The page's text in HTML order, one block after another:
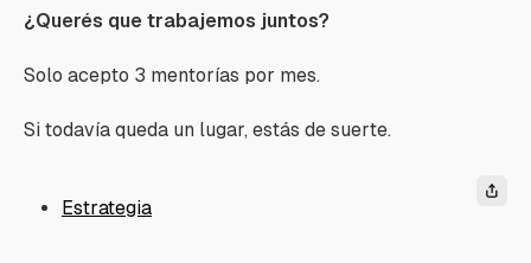
¿Querés que trabajemos juntos?
Solo acepto 3 mentorías por mes.
Si todavía queda un lugar, estás de suerte.
Estrategia